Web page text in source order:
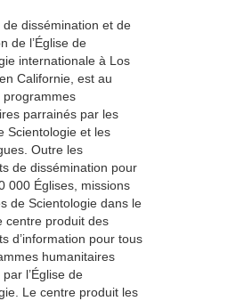
de dissémination et de
de l’Église de
internationale à Los
Californie, est au
parrainés par les
Scientologie et les
Outre les
de dissémination pour
000 Églises, missions
de Scientologie dans le
centre produit des
d’information pour tous
humanitaires
l’Église de
Le centre produit les